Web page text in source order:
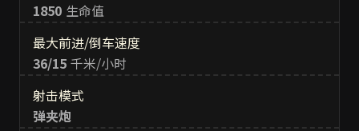
1850 生命值
最大前进/倒车速度
36/15 千米/小时
射击模式
弹夹炮